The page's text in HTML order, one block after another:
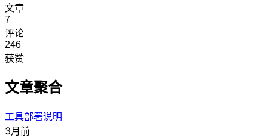
文章
7
评论
246
获赞
文章聚合
工具部署说明
3月前